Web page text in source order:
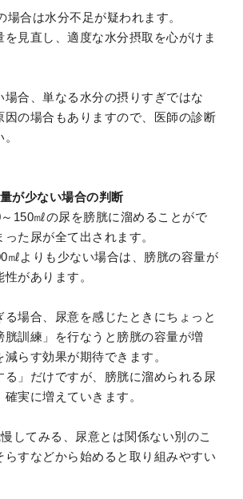
場合は水分不足が疑われます。
を見直し、適度な水分摂取を心がけま
場合、単なる水分の摂りすぎではな
因の場合もありますので、医師の診断
が少ない場合の判断
150㎖の尿を膀胱に溜めることがで
た尿が全て出されます。
㎖よりも少ない場合は、膀胱の容量が
があります。
る場合、尿意を感じたときにちょっと
胱訓練」を行なうと膀胱の容量が増
らす効果が期待できます。
る」だけですが、膀胱に溜められる尿
実に増えていきます。
してみる、尿意とは関係ない別のこ
らすなどから始めると取り組みやすい